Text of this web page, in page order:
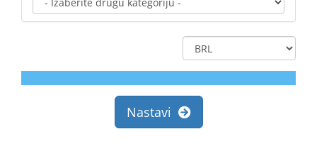
Nastavi